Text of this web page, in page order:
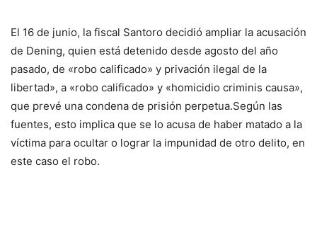
El 16 de junio, la fiscal Santoro decidió ampliar la acusación
de Dening, quien está detenido desde agosto del año
pasado, de «robo calificado» y privación ilegal de la
libertad», a «robo calificado» y «homicidio criminis causa»,
que prevé una condena de prisión perpetua.Según las
fuentes, esto implica que se lo acusa de haber matado a la
víctima para ocultar o lograr la impunidad de otro delito, en
este caso el robo.